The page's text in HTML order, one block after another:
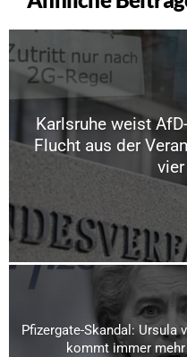
Karlsruhe weist
Flucht aus der
Pfizergate-Skandal: Ursula
kommt immer